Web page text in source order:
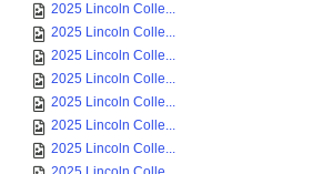
2025 Lincoln Colle...
2025 Lincoln Colle...
2025 Lincoln Colle...
2025 Lincoln Colle...
2025 Lincoln Colle...
2025 Lincoln Colle...
2025 Lincoln Colle...